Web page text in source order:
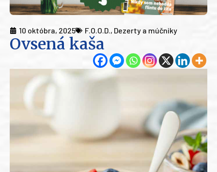
10 októbra, 2025 F.O.O.D., Dezerty a múčniky
Ovsená kaša